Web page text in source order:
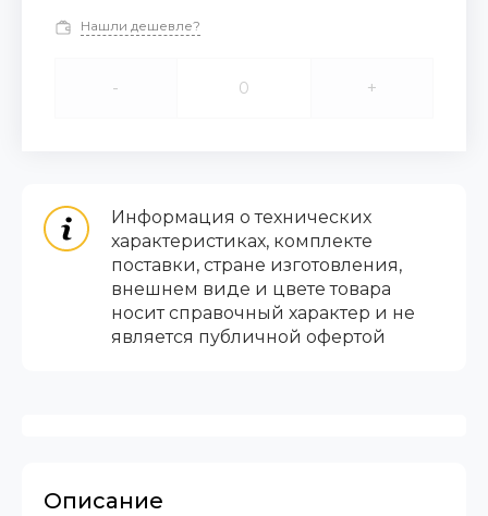
Нашли дешевле?
- +
Информация о технических
характеристиках, комплекте
поставки, стране изготовления,
внешнем виде и цвете товара
носит справочный характер и не
является публичной офертой
Описание